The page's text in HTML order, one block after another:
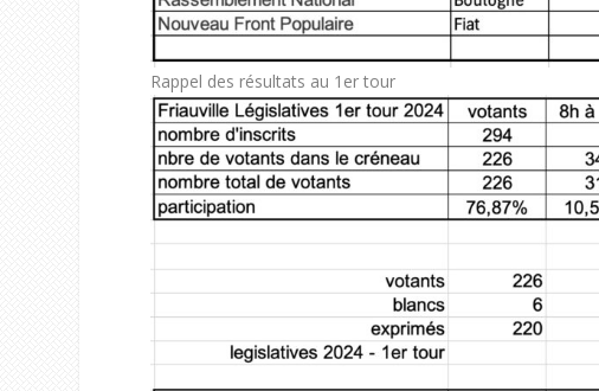
Rappel des résultats au 1 er tour